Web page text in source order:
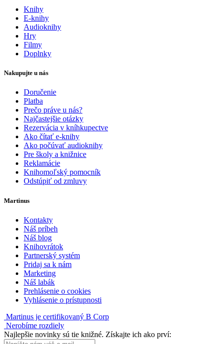
Knihy
E-knihy
Audioknihy
Hry
Filmy
Doplnky
Nakupujte u nás
Doručenie
Platba
Prečo práve u nás?
Najčastejšie otázky
Rezervácia v kníhkupectve
Ako čítať e-knihy
Ako počúvať audioknihy
Pre školy a knižnice
Reklamácie
Knihomoľský pomocník
Odstúpiť od zmluvy
Martinus
Kontakty
Náš príbeh
Náš blog
Knihovrátok
Partnerský systém
Pridaj sa k nám
Marketing
Náš labák
Prehlásenie o cookies
Vyhlásenie o prístupnosti
Martinus je certifikovaný B Corp
Nerobíme rozdiely
Najlepšie novinky sú tie knižné. Získajte ich ako prví: